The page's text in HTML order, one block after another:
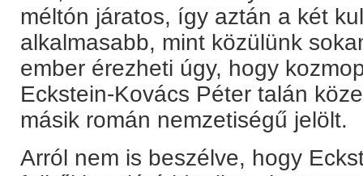
méltón járatos, így aztán a két
alkalmasabb, mint közülünk
ember érezheti úgy, hogy
Eckstein-Kovács Péter talán
másik román nemzetiségű jelölt.
Arról nem is beszélve, hogy